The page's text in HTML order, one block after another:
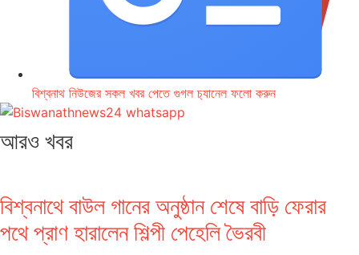
বিশ্বনাথ নিউজের সকল খবর পেতে গুগল চ‌্যানেল ফলো করুন
আরও খবর
বিশ্বনাথে বাউল গানের অনুষ্ঠান শেষে বাড়ি ফেরার
পথে প্রাণ হারালেন শিল্পী পেহেলি ভৈরবী